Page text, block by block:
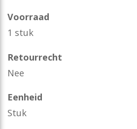
Voorraad
1 stuk
Retourrecht
Nee
Eenheid
Stuk